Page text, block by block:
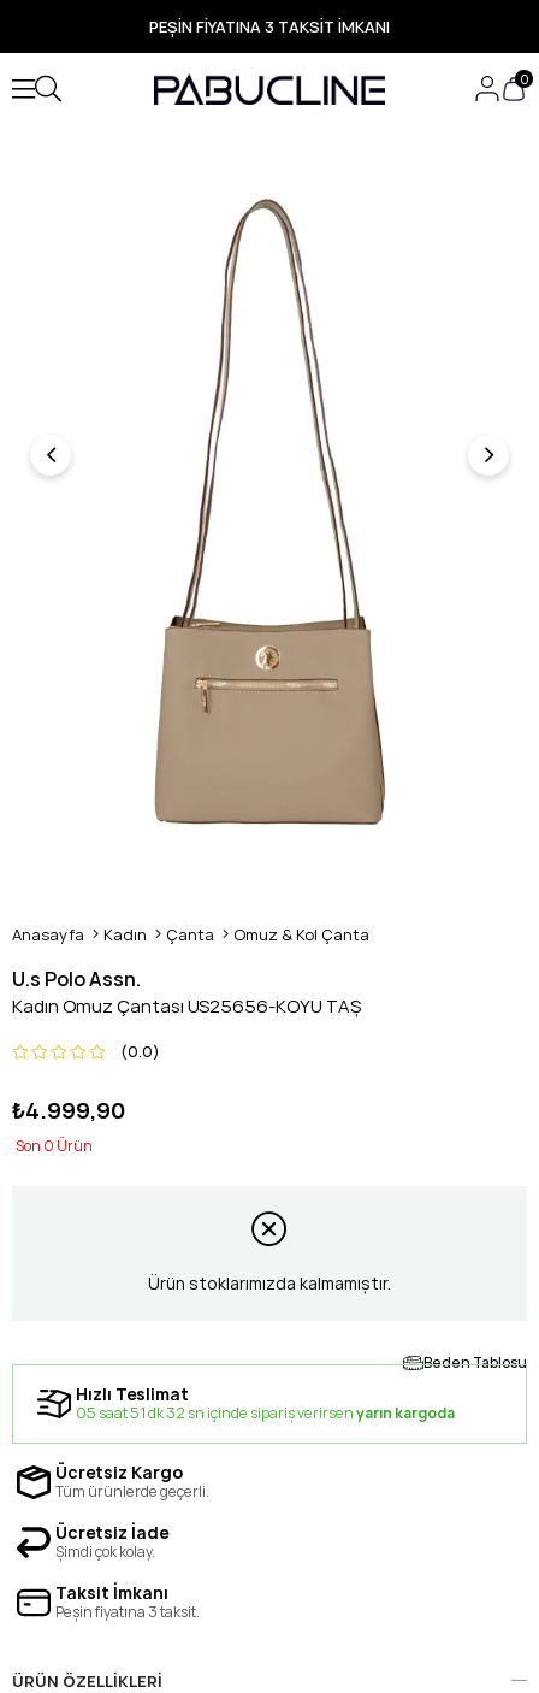
PEŞİN FİYATINA 3 TAKSİT İMKANI
TÜM ÜRÜNLERDE ÜCRETSİZ KARGO
Yeni Sezon Ürünlerde Özel Fırsatlar
Seçili Ürünlerde Hızlı Teslimat
0
Anasayfa Kadın Çanta Omuz & Kol Çanta
U.s Polo Assn.
Kadın Omuz Çantası US25656-KOYU TAŞ
0.0
₺4.999,90
0
Ürün stoklarımızda kalmamıştır.
Beden Tablosu
Hızlı Teslimat
05 saat 51 dk 31 sn içinde sipariş verirsenyarın kargoda
Ücretsiz Kargo
Tüm ürünlerde geçerli.
Ücretsiz İade
Şimdi çok kolay.
Taksit İmkanı
Peşin fiyatına 3 taksit.
ÜRÜN ÖZELLIKLERI